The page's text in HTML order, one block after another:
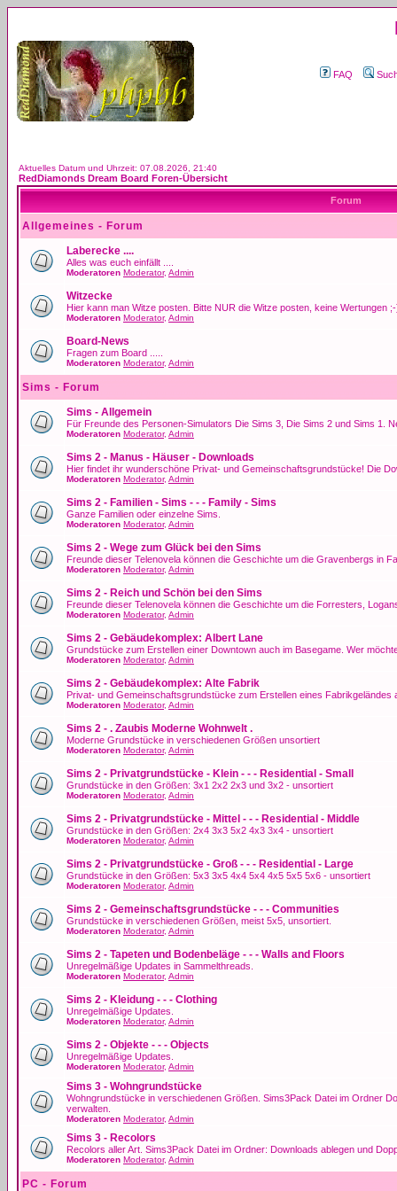
FAQ
Aktuelles Datum und Uhrzeit: 07.08.2026, 21:40
RedDiamonds Dream Board Foren-Übersicht
Forum
Allgemeines - Forum
Laberecke ....
Alles was euch einfällt ....
Moderatoren Moderator, Admin
Witzecke
Hier kann man Witze posten. Bitte NUR die Witze posten, keine Wertungen
Moderatoren Moderator, Admin
Board-News
Fragen zum Board .....
Moderatoren Moderator, Admin
Sims - Forum
Sims - Allgemein
Für Freunde des Personen-Simulators Die Sims 3, Die Sims 2 und Sims 1.
Moderatoren Moderator, Admin
Sims 2 - Manus - Häuser - Downloads
Hier findet ihr wunderschöne Privat- und Gemeinschaftsgrundstücke! Die
Moderatoren Moderator, Admin
Sims 2 - Familien - Sims - - - Family - Sims
Ganze Familien oder einzelne Sims.
Moderatoren Moderator, Admin
Sims 2 - Wege zum Glück bei den Sims
Freunde dieser Telenovela können die Geschichte um die Gravenbergs in
Moderatoren Moderator, Admin
Sims 2 - Reich und Schön bei den Sims
Freunde dieser Telenovela können die Geschichte um die Forresters,
Moderatoren Moderator, Admin
Sims 2 - Gebäudekomplex: Albert Lane
Grundstücke zum Erstellen einer Downtown auch im Basegame. Wer
Moderatoren Moderator, Admin
Sims 2 - Gebäudekomplex: Alte Fabrik
Privat- und Gemeinschaftsgrundstücke zum Erstellen eines Fabrikgeländes
Moderatoren Moderator, Admin
Sims 2 - . Zaubis Moderne Wohnwelt .
Moderne Grundstücke in verschiedenen Größen unsortiert
Moderatoren Moderator, Admin
Sims 2 - Privatgrundstücke - Klein - - - Residential - Small
Grundstücke in den Größen: 3x1 2x2 2x3 und 3x2 - unsortiert
Moderatoren Moderator, Admin
Sims 2 - Privatgrundstücke - Mittel - - - Residential - Middle
Grundstücke in den Größen: 2x4 3x3 5x2 4x3 3x4 - unsortiert
Moderatoren Moderator, Admin
Sims 2 - Privatgrundstücke - Groß - - - Residential - Large
Grundstücke in den Größen: 5x3 3x5 4x4 5x4 4x5 5x5 5x6 - unsortiert
Moderatoren Moderator, Admin
Sims 2 - Gemeinschaftsgrundstücke - - - Communities
Grundstücke in verschiedenen Größen, meist 5x5, unsortiert.
Moderatoren Moderator, Admin
Sims 2 - Tapeten und Bodenbeläge - - - Walls and Floors
Unregelmäßige Updates in Sammelthreads.
Moderatoren Moderator, Admin
Sims 2 - Kleidung - - - Clothing
Unregelmäßige Updates.
Moderatoren Moderator, Admin
Sims 2 - Objekte - - - Objects
Unregelmäßige Updates.
Moderatoren Moderator, Admin
Sims 3 - Wohngrundstücke
Wohngrundstücke in verschiedenen Größen. Sims3Pack Datei im Ordner
verwalten.
Moderatoren Moderator, Admin
Sims 3 - Recolors
Recolors aller Art. Sims3Pack Datei im Ordner: Downloads ablegen und
Moderatoren Moderator, Admin
PC - Forum